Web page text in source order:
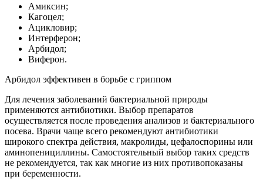
Амиксин;
Кагоцел;
Ацикловир;
Интерферон;
Арбидол;
Виферон.
Арбидол эффективен в борьбе с гриппом
Для лечения заболеваний бактериальной природы
применяются антибиотики. Выбор препаратов
осуществляется после проведения анализов и бактериального
посева. Врачи чаще всего рекомендуют антибиотики
широкого спектра действия, макролиды, цефалоспорины или
аминопенициллины. Самостоятельный выбор таких средств
не рекомендуется, так как многие из них противопоказаны
при беременности.